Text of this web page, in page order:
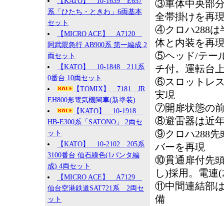
系「ひたち・ときわ」6両基本
セット
【MICRO ACE】 A7120
阿武隈急行 AB900系 第一編成 2
両セット
【KATO】 10-1848 211系
0番台 10両セット
【TOMIX】 7181 JR
EH800形電気機関車(新塗装)
【KATO】 10-1918
HB-E300系「SATONO」 2両セ
ット
【KATO】 10-2102 205系
3100番台 仙石線色(1パンタ編
成) 4両セット
【MICRO ACE】 A7129
仙台空港鉄道SAT721系 2両セ
ット
③車体中央部
全帯掛けを再
④クロハ288は
体と内装を再
⑤ヘッド/テー
チ付。運転台
⑥スロットレ
実現
⑦開扉状態の
⑧避雷器は近
⑨クロハ288先
バーを再現
⑩貫通扉付先
し)採用。電連
⑪中間連結部
備